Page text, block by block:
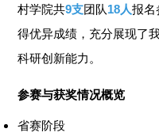
村学院共9支团队18人报名
得优异成绩，充分展现了
科研创新能力。
参赛与获奖情况概览
省赛阶段